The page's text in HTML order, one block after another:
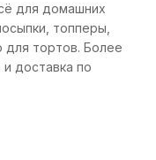
для домашних
топперы,
тортов. Более
доставка по